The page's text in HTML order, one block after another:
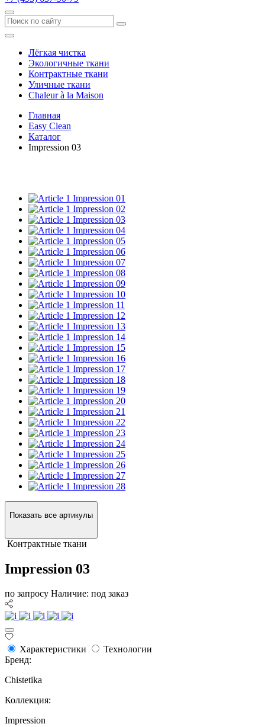
Лёгкая чистка
Экологичные ткани
Контрактные ткани
Уличные ткани
Сhaleur à la Maison
Главная
Easy Clean
Каталог
Impression 03
Impression 01
Impression 02
Impression 03
Impression 04
Impression 05
Impression 06
Impression 07
Impression 08
Impression 09
Impression 10
Impression 11
Impression 12
Impression 13
Impression 14
Impression 15
Impression 16
Impression 17
Impression 18
Impression 19
Impression 20
Impression 21
Impression 22
Impression 23
Impression 24
Impression 25
Impression 26
Impression 27
Impression 28
Показать все артикулы
Контрактные ткани
Impression 03
по запросу Наличие: под заказ
Характеристики
Технологии
Бренд:
Chistetika
Коллекция:
Impression